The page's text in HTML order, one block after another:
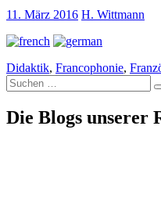
11. März 2016 H. Wittmann
Didaktik, Francophonie,
Suche
nach:
Die Blogs unserer